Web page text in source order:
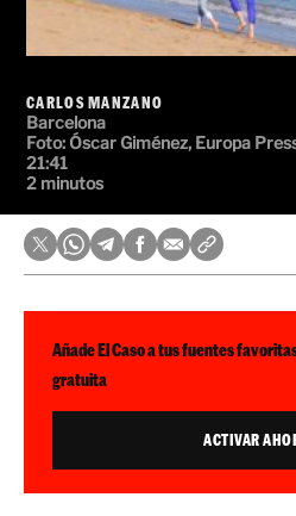
CARLOS MANZANO
Barcelona
Foto: Óscar Giménez, Europa
21:41
2 minutos
Añade El Caso a tus fuentes
gratuita
ACTIVAR